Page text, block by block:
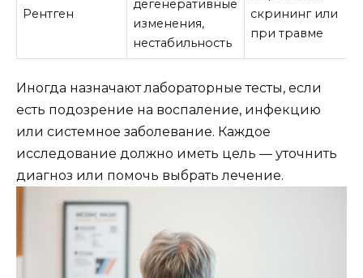
Рентген
дегенеративные
изменения,
нестабильность
скрининг или
при травме
Иногда назначают лабораторные тесты, если
есть подозрение на воспаление, инфекцию
или системное заболевание. Каждое
исследование должно иметь цель — уточнить
диагноз или помочь выбрать лечение.